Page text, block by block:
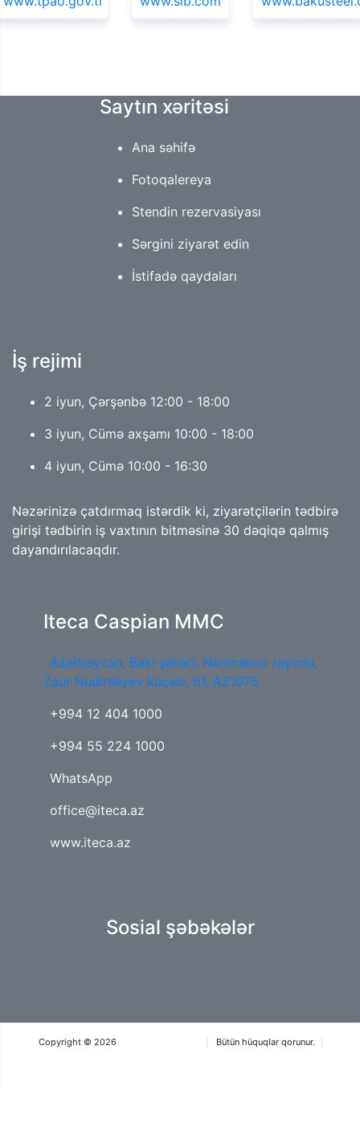
Saytın xəritəsi
Ana səhifə
Fotoqalereya
Stendin rezervasiyası
Sərgini ziyarət edin
İstifadə qaydaları
İş rejimi
2 iyun, Çərşənbə 12:00 - 18:00
3 iyun, Cümə axşamı 10:00 - 18:00
4 iyun, Cümə 10:00 - 16:30
Nəzərinizə çatdırmaq istərdik ki, ziyarətçilərin tədbirə
girişi tədbirin iş vaxtının bitməsinə 30 dəqiqə qalmış
dayandırılacaqdır.
Iteca Caspian MMC
Azərbaycan, Bakı şəhəri, Nərimanov rayonu,
Zaur Nudirəliyev küçəsi, 61, AZ1075
+994 12 404 1000
+994 55 224 1000
WhatsApp
office@iteca.az
www.iteca.az
Sosial şəbəkələr
Copyright © 2026
Bütün hüquqlar qorunur.